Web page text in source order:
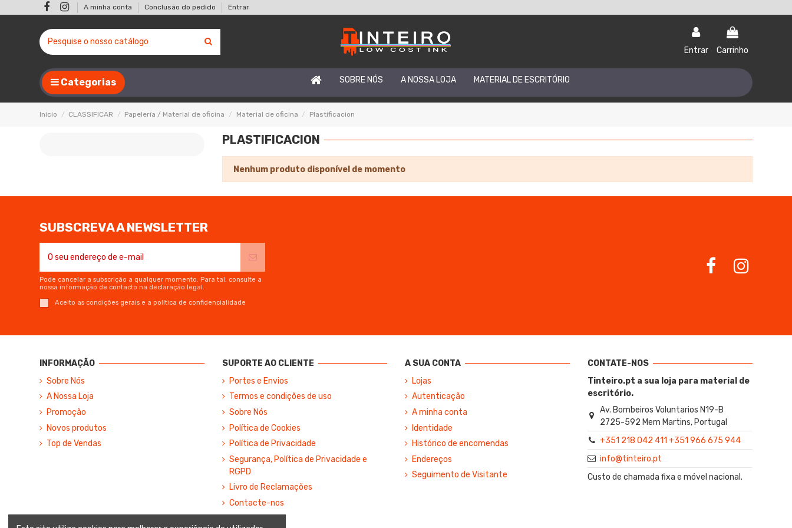
A minha conta Conclusão do pedido Entrar
Entrar Carrinho
Categorias SOBRE NÓS A NOSSA LOJA MATERIAL DE ESCRITÓRIO
Início CLASSIFICAR Papelería / Material de oficina Material de oficina Plastificacion
PLASTIFICACION
Nenhum produto disponível de momento
SUBSCREVA A NEWSLETTER
Pode cancelar a subscrição a qualquer momento. Para tal, consulte a
nossa informação de contacto na declaração legal.
Aceito as condições gerais e a política de confidencialidade
INFORMAÇÃO
Sobre Nós
A Nossa Loja
Promoção
Novos produtos
Top de Vendas
SUPORTE AO CLIENTE
Portes e Envios
Termos e condições de uso
Sobre Nós
Política de Cookies
Política de Privacidade
Segurança, Política de Privacidade e
RGPD
Livro de Reclamações
Contacte-nos
A SUA CONTA
Lojas
Autenticação
A minha conta
Identidade
Histórico de encomendas
Endereços
Seguimento de Visitante
CONTATE-NOS
Tinteiro.pt a sua loja para material de
escritório.
Av. Bombeiros Voluntarios N19-B
2725-592 Mem Martins, Portugal
+351 218 042 411 +351 966 675 944
info@tinteiro.pt
Custo de chamada fixa e móvel nacional.